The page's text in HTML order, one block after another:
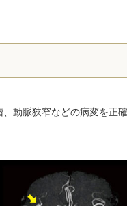
動脈狭窄などの病変を正